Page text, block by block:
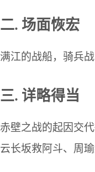
二. 场面恢宏
满江的战船，骑兵
三. 详略得当
赤壁之战的起因交
云长坂救阿斗、周